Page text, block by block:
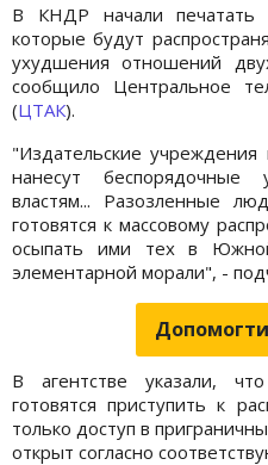
В КНДР начали печатать
которые будут
ухудшения отношений
сообщило Центральное
(ЦТАК).
"Издательские учреждения
нанесут
властям... Разозленные
готовятся к массовому
осыпать ими тех в
элементарной морали", -
В агентстве указали,
готовятся приступить к
только доступ в
открыт согласно